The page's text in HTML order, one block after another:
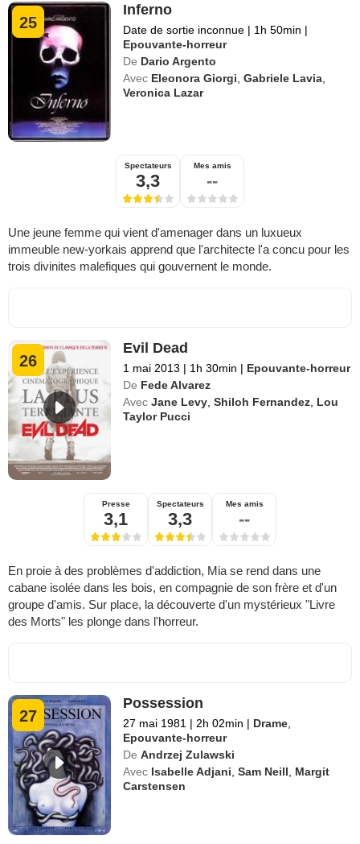
25
Inferno
Date de sortie inconnue | 1h 50min |
Epouvante-horreur
De Dario Argento
Avec Eleonora Giorgi ,Gabriele Lavia
Veronica Lazar
Spectateurs
3,3
Mes amis
--
Une jeune femme qui vient d'amenager dans un luxueux
immeuble new-yorkais apprend que l'architecte l'a concu pour les
trois divinites malefiques qui gouvernent le monde.
26
Evil Dead
1 mai 2013 | 1h 30min | Epouvante-horreur
De Fede Alvarez
Avec Jane Levy ,Shiloh Fernandez Lou
Taylor Pucci
Presse
3,1
Spectateurs
3,3
Mes amis
--
En proie à des problèmes d'addiction, Mia se rend dans une
cabane isolée dans les bois, en compagnie de son frère et d'un
groupe d'amis. Sur place, la découverte d'un mystérieux "Livre
des Morts" les plonge dans l'horreur.
27
Possession
27 mai 1981 | 2h 02min | Drame
Epouvante-horreur
De Andrzej Zulawski
Avec Isabelle Adjani ,Sam Neill
Margit
Carstensen